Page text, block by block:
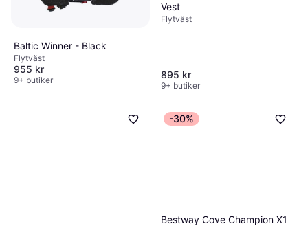
Baltic Winner - Black
Flytväst
955 kr
9+ butiker
Vest
Flytväst
895 kr
9+ butiker
-30%
Bestway Cove Champion X1